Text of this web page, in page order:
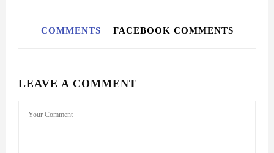
COMMENTS FACEBOOK COMMENTS
LEAVE A COMMENT